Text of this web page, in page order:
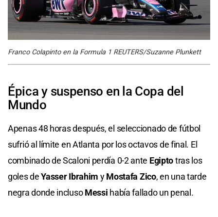
Franco Colapinto en la Formula 1 REUTERS/Suzanne Plunkett
Épica y suspenso en la Copa del
Mundo
Apenas 48 horas después, el seleccionado de fútbol
sufrió al límite en Atlanta por los octavos de final. El
combinado de Scaloni perdía 0-2 ante Egiptotras los
goles deYasser Ibrahim yMostafa Zico, en una tarde
negra donde inclusoMessi había fallado un penal.